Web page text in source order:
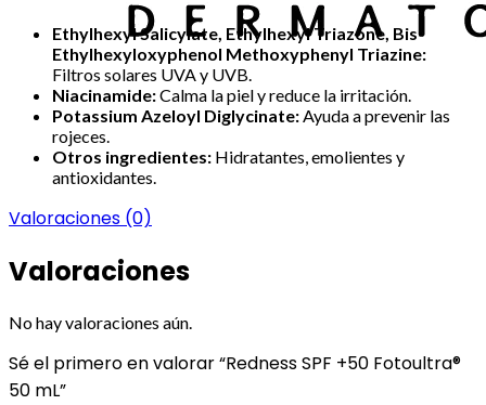
Ethylhexyl Salicylate, Ethylhexyl Triazone, Bis-
Ethylhexyloxyphenol Methoxyphenyl Triazine:
Filtros solares UVA y UVB.
Niacinamide:Calma la piel y reduce la irritación.
Potassium Azeloyl Diglycinate: Ayuda a prevenir las
rojeces.
Otros ingredientes: Hidratantes, emolientes y
antioxidantes.
Valoraciones (0)
Valoraciones
No hay valoraciones aún.
Sé el primero en valorar “Redness SPF +50 Fotoultra®
50 mL”